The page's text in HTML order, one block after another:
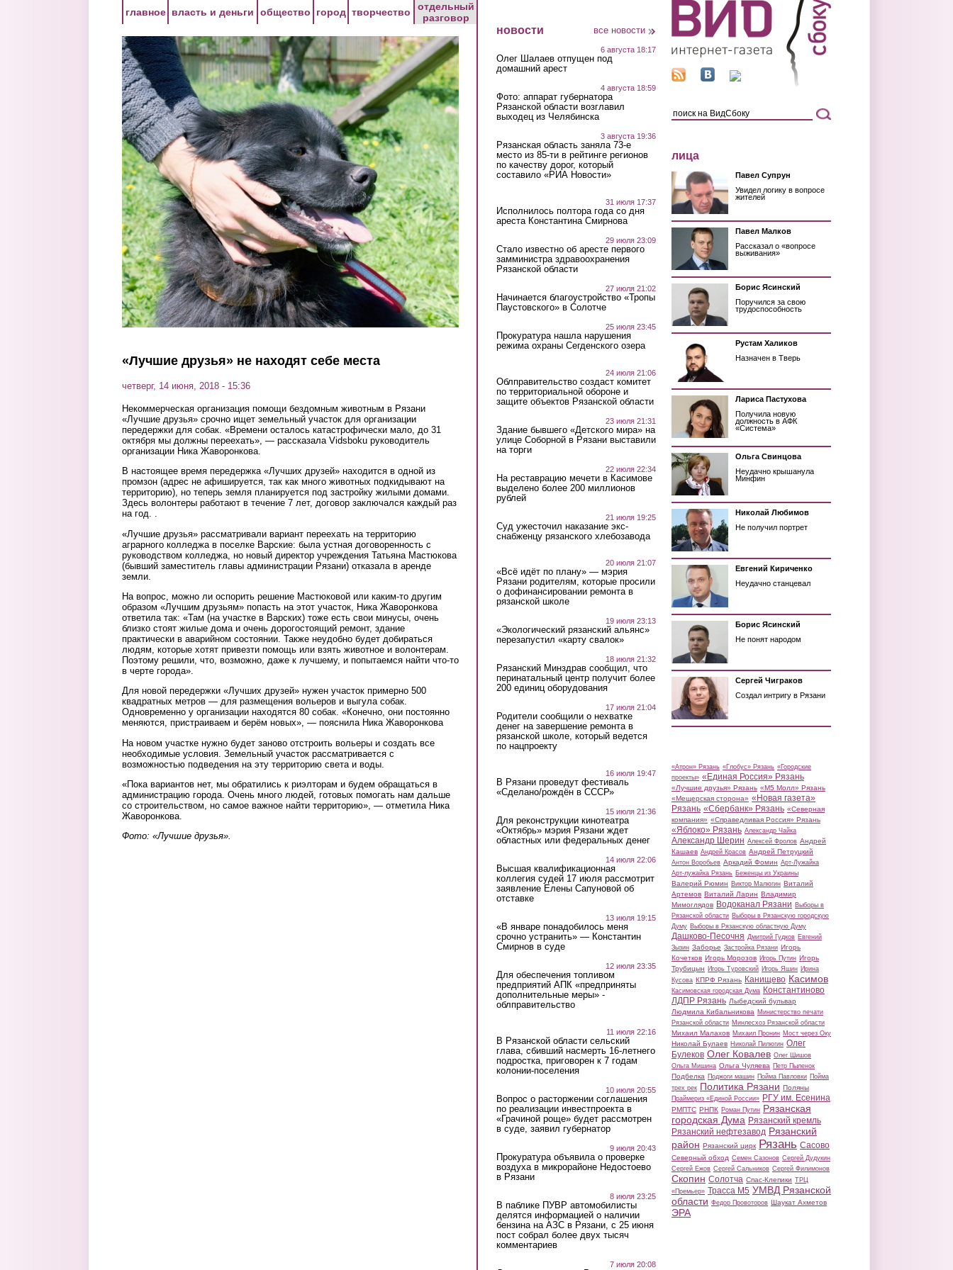
главное власть и деньги общество город творчество
отдельный
разговор
«Лучшие друзья» не находят себе места
четверг, 14 июня, 2018 - 15:36
Некоммерческая организация помощи бездомным животным в Рязани
«Лучшие друзья» срочно ищет земельный участок для организации
передержки для собак. «Времени осталось катастрофически мало, до 31
октября мы должны переехать», — рассказала Vidsboku руководитель
организации Ника Жаворонкова.
В настоящее время передержка «Лучших друзей» находится в одной из
промзон (адрес не афишируется, так как много животных подкидывают на
территорию), но теперь земля планируется под застройку жилыми домами.
Здесь волонтеры работают в течение 7 лет, договор заключался каждый раз
на год. .
«Лучшие друзья» рассматривали вариант переехать на территорию
аграрного колледжа в поселке Варские: была устная договоренность с
руководством колледжа, но новый директор учреждения Татьяна Мастюкова
(бывший заместитель главы администрации Рязани) отказала в аренде
земли.
На вопрос, можно ли оспорить решение Мастюковой или каким-то другим
образом «Лучшим друзьям» попасть на этот участок, Ника Жаворонкова
ответила так: «Там (на участке в Варских) тоже есть свои минусы, очень
близко стоят жилые дома и очень дорогостоящий ремонт, здание
практически в аварийном состоянии. Также неудобно будет добираться
людям, которые хотят привезти помощь или взять животное и волонтерам.
Поэтому решили, что, возможно, даже к лучшему, и попытаемся найти что-то
в черте города».
Для новой передержки «Лучших друзей» нужен участок примерно 500
квадратных метров — для размещения вольеров и выгула собак.
Одновременно у организации находятся 80 собак. «Конечно, они постоянно
меняются, пристраиваем и берём новых», — пояснила Ника Жаворонкова
На новом участке нужно будет заново отстроить вольеры и создать все
необходимые условия. Земельный участок рассматривается с
возможностью подведения на эту территорию света и воды.
«Пока вариантов нет, мы обратились к риэлторам и будем обращаться в
администрацию города. Очень много людей, готовых помогать нам дальше
со строительством, но самое важное найти территорию», — отметила Ника
Жаворонкова.
Фото: «Лучшие друзья».
новости все новости
6 августа 18:17
Олег Шалаев отпущен под
домашний арест
4 августа 18:59
Фото: аппарат губернатора
Рязанской области возглавил
выходец из Челябинска
3 августа 19:36
Рязанская область заняла 73-е
место из 85-ти в рейтинге регионов
по качеству дорог, который
составило «РИА Новости»
31 июля 17:37
Исполнилось полтора года со дня
ареста Константина Смирнова
29 июля 23:09
Стало известно об аресте первого
замминистра здравоохранения
Рязанской области
27 июля 21:02
Начинается благоустройство «Тропы
Паустовского» в Солотче
25 июля 23:45
Прокуратура нашла нарушения
режима охраны Сегденского озера
24 июля 21:06
Облправительство создаст комитет
по территориальной обороне и
защите объектов Рязанской области
23 июля 21:31
Здание бывшего «Детского мира» на
улице Соборной в Рязани выставили
на торги
22 июля 22:34
На реставрацию мечети в Касимове
выделено более 200 миллионов
рублей
21 июля 19:25
Суд ужесточил наказание экс-
снабженцу рязанского хлебозавода
20 июля 21:07
«Всё идёт по плану» — мэрия
Рязани родителям, которые просили
о дофинансировании ремонта в
рязанской школе
19 июля 23:13
«Экологический рязанский альянс»
перезапустил «карту свалок»
18 июля 21:32
Рязанский Минздрав сообщил, что
перинатальный центр получит более
200 единиц оборудования
17 июля 21:04
Родители сообщили о нехватке
денег на завершение ремонта в
рязанской школе, который ведется
по нацпроекту
16 июля 19:47
В Рязани проведут фестиваль
«Сделано/рождён в СССР»
15 июля 21:36
Для реконструкции кинотеатра
«Октябрь» мэрия Рязани ждет
областных или федеральных денег
14 июля 22:06
Высшая квалификационная
коллегия судей 17 июля рассмотрит
заявление Елены Сапуновой об
отставке
13 июля 19:15
«В январе понадобилось меня
срочно устранить» — Константин
Смирнов в суде
12 июля 23:35
Для обеспечения топливом
предприятий АПК «предприняты
дополнительные меры» -
облправительство
11 июля 22:16
В Рязанской области сельский
глава, сбивший насмерть 16-летнего
подростка, приговорен к 7 годам
колонии-поселения
10 июля 20:55
Вопрос о расторжении соглашения
по реализации инвестпроекта в
«Грачиной роще» будет рассмотрен
в суде, заявил губернатор
9 июля 20:43
Прокуратура объявила о проверке
воздуха в микрорайоне Недостоево
в Рязани
8 июля 23:25
В паблике ПУВР автомобилисты
делятся информацией о наличии
бензина на АЗС в Рязани, с 25 июня
пост собрал более двух тысяч
комментариев
7 июля 20:08
лица
Павел Супрун
Увидел логику в вопросе
жителей
Павел Малков
Рассказал о «вопросе
выживания»
Борис Ясинский
Поручился за свою
трудоспособность
Рустам Халиков
Назначен в Тверь
Лариса Пастухова
Получила новую
должность в АФК
«Система»
Ольга Свинцова
Неудачно крышанула
Минфин
Николай Любимов
Не получил портрет
Евгений Кириченко
Неудачно станцевал
Борис Ясинский
Не понят народом
Сергей Чиграков
Создал интригу в Рязани
«Атрон» Рязань «Глобус» Рязань «Городские
проекты» «Единая Россия» Рязань
«Лучшие друзья» Рязань «М5 Молл» Рязань
«Мещерская сторона» «Новая газета»
Рязань «Сбербанк» Рязань «Северная
компания» «Справедливая Россия» Рязань
«Яблоко» Рязань Александр Чайка
Александр Шерин Алексей Фролов Андрей
Кашаев Андрей Красов Андрей Петруцкий
Антон Воробьев Аркадий Фомин Арт-Лужайка
Арт-лужайка Рязань Беженцы из Украины
Валерий Рюмин Виктор Малюгин Виталий
Артемов Виталий Ларин Владимир
Мимоглядов Водоканал Рязани Выборы в
Рязанской области Выборы в Рязанскую городскую
Думу Выборы в Рязанскую областную Думу
Дашково-Песочня Дмитрий Гудков Евгений
Зызин Заборье Застройка Рязани Игорь
Кочетков Игорь Морозов Игорь Путин Игорь
Трубицын Игорь Туровский Игорь Яшин Ирина
Кусова КПРФ Рязань Канищево Касимов
Касимовская городская Дума Константиново
ЛДПР Рязань Лыбедский бульвар
Людмила Кибальникова Министерство печати
Рязанской области Минлесхоз Рязанской области
Михаил Малахов Михаил Пронин Мост через Оку
Николай Булаев Николай Пилюгин Олег
Булеков Олег Ковалев Олег Шишов
Ольга Мишина Ольга Чуляева Петр Пыленок
Подбелка Поджоги машин Пойма Павловки Пойма
трех рек Политика Рязани Поляны
Праймериз «Единой России» РГУ им. Есенина
РМПТС РНПК Роман Путин Рязанская
городская Дума Рязанский кремль
Рязанский нефтезавод Рязанский
район Рязанский цирк Рязань Сасово
Северный обход Семен Сазонов Сергей Дудукин
Сергей Ежов Сергей Сальников Сергей Филимонов
Скопин Солотча Спас-Клепики ТРЦ
«Премьер» Трасса М5 УМВД Рязанской
области Федор Провоторов Шаукат Ахметов
ЭРА